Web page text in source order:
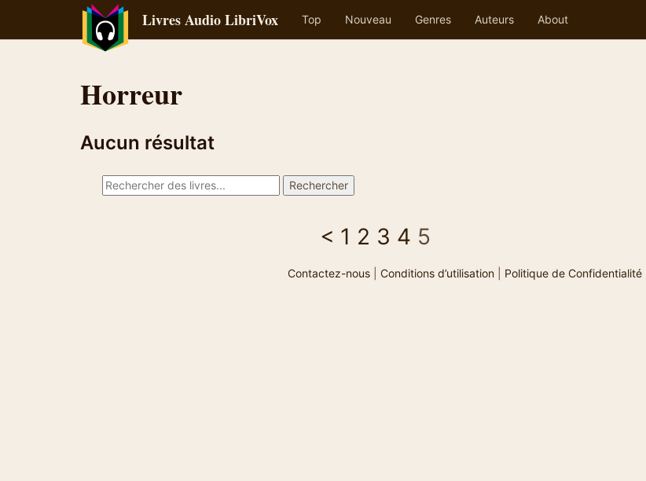
Livres Audio LibriVox Top Nouveau Genres Auteurs About
Horreur
Aucun résultat
< 1 2 3 4 5
Contactez-nous| Conditions d’utilisation| Politique de Confidentialité|